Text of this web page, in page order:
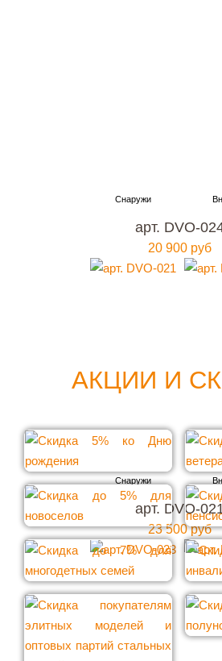
арт. DVO-
20 900 руб
арт. DVO-
23 500 руб
АКЦИИ И